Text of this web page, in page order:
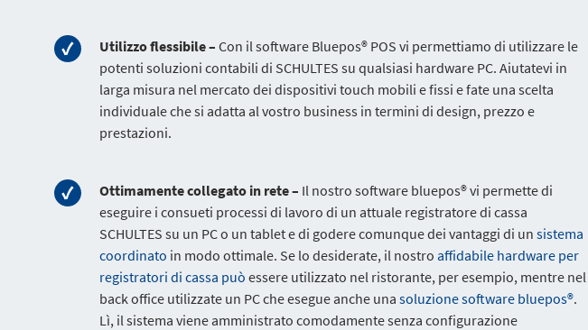
Utilizzo flessibile – Con il software Bluepos® POS vi permettiamo di utilizzare le
potenti soluzioni contabili di SCHULTES su qualsiasi hardware PC. Aiutatevi in
larga misura nel mercato dei dispositivi touch mobili e fissi e fate una scelta
individuale che si adatta al vostro business in termini di design, prezzo e
prestazioni.
Ottimamente collegato in rete – Il nostro software bluepos® vi permette di
eseguire i consueti processi di lavoro di un attuale registratore di cassa
SCHULTES su un PC o un tablet e di godere comunque dei vantaggi di un sistema
coordinato in modo ottimale. Se lo desiderate, il nostro affidabile hardware per
registratori di cassa può essere utilizzato nel ristorante, per esempio, mentre nel
back office utilizzate un PC che esegue anche una soluzione software bluepos®.
Lì, il sistema viene amministrato comodamente senza configurazione